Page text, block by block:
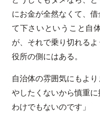
にお金が全然なくて、
て下さいということ自
が、それで乗り切れる
役所の側にはある。
自治体の雰囲気にもよ
やしたくないから慎重
わけでもないのです」